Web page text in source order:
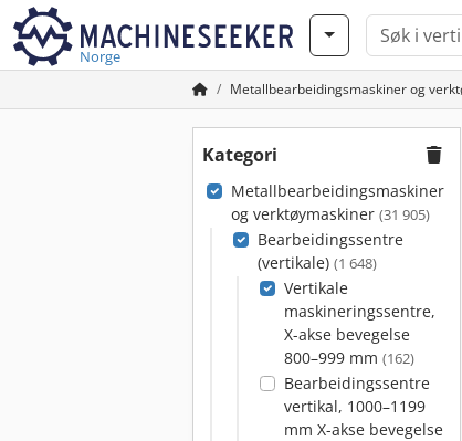
Norge
Metallbearbeidingsmaskiner og
Kategori
Metallbearbeidingsmaskiner
og verktøymaskiner (31 905)
Bearbeidingssentre
(vertikale) (1 648)
Vertikale
maskineringssentre,
X-akse bevegelse
800–999 mm (162)
Bearbeidingssentre
vertikal, 1000–1199
mm X-akse bevegelse